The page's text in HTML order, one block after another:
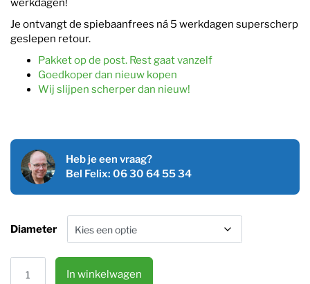
werkdagen!
Je ontvangt de spiebaanfrees ná 5 werkdagen superscherp
geslepen retour.
Pakket op de post. Rest gaat vanzelf
Goedkoper dan nieuw kopen
Wij slijpen scherper dan nieuw!
Heb je een vraag?
Bel Felix: 06 30 64 55 34
Diameter
HSS Spiebaanfrees slijpen aantal
In winkelwagen